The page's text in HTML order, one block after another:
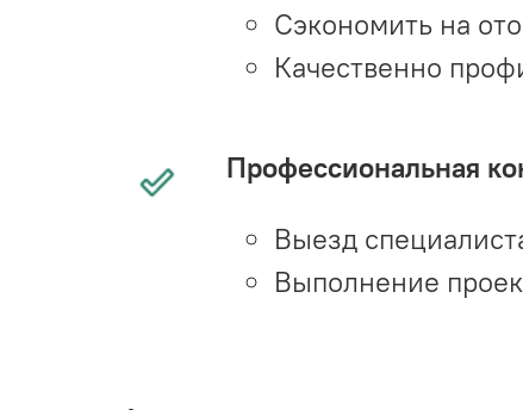
Сэкономить на
Качественно
Профессиональная
Выезд
Выполнение